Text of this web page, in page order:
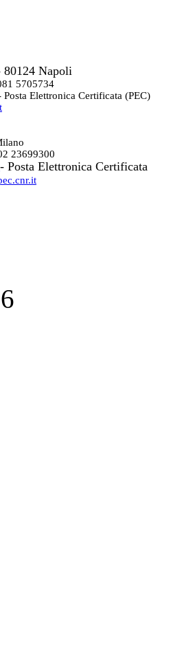
Napoli
5705734
Posta Elettronica Certificata (PEC)
23699300
- Posta Elettronica Certificata